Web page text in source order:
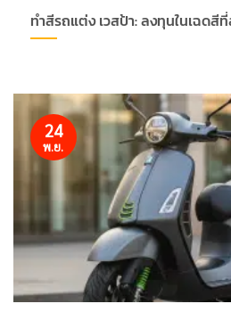
ทำสีรถแต่ง เวสป้า: ลงทุนในเฉดสี
24
พ.ย.